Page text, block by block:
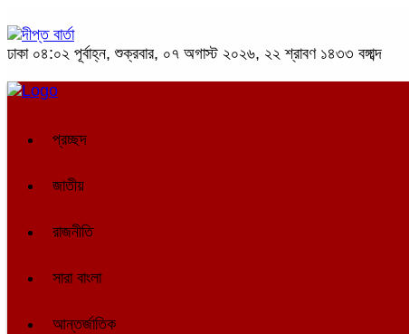
ঢাকা ০৪:০২ পূর্বাহ্ন, শুক্রবার, ০৭ অগাস্ট ২০২৬, ২২ শ্রাবণ ১৪৩৩ বঙ্গাব্দ
প্রচ্ছদ
জাতীয়
রাজনীতি
সারা বাংলা
আন্তর্জাতিক